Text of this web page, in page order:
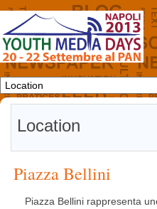
Location
Piazza Bellini
Piazza Bellini rappresenta